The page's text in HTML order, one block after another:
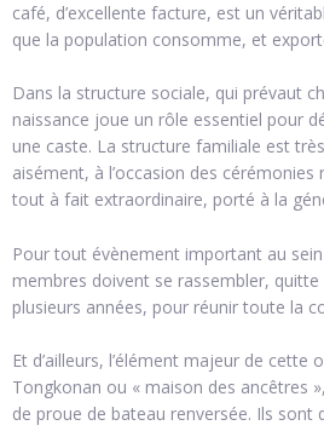
café, d’excellente facture, est un
que la population consomme, et
Dans la structure sociale, qui prévaut
naissance joue un rôle essentiel pour
une caste. La structure familiale est
aisément, à l’occasion des cérémonies
tout à fait extraordinaire, porté à la
Pour tout évènement important au
membres doivent se rassembler,
plusieurs années, pour réunir toute la
Et d’ailleurs, l’élément majeur de cette
Tongkonan ou « maison des ancêtres
de proue de bateau renversée. Ils sont